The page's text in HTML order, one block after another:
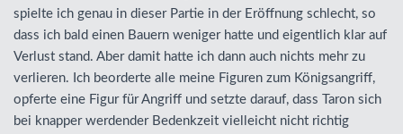
spielte ich genau in dieser Partie in der Eröffnung schlecht, so
dass ich bald einen Bauern weniger hatte und eigentlich klar auf
Verlust stand. Aber damit hatte ich dann auch nichts mehr zu
verlieren. Ich beorderte alle meine Figuren zum Königsangriff,
opferte eine Figur für Angriff und setzte darauf, dass Taron sich
bei knapper werdender Bedenkzeit vielleicht nicht richtig